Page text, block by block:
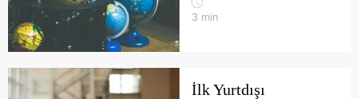
3 min
İlk Yurtdışı